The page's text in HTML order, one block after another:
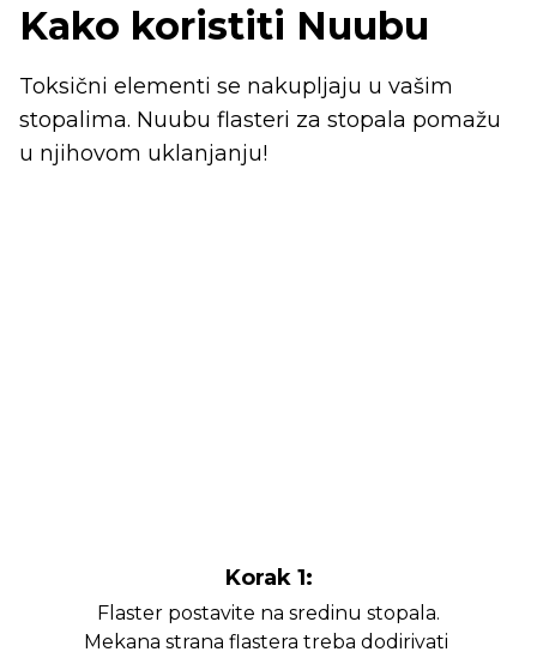
Kako koristiti Nuubu
Toksični elementi se nakupljaju u vašim
stopalima. Nuubu flasteri za stopala pomažu
u njihovom uklanjanju!
Korak 1:
Flaster postavite na sredinu stopala.
Mekana strana flastera treba dodirivati ​​